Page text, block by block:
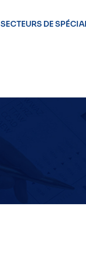
SECTEURS DE